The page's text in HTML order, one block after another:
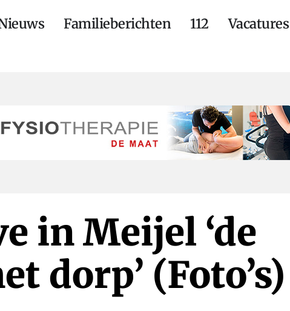
Familieberichten 112 Vacatures
in Meijel ‘de
dorp’ (Foto’s)